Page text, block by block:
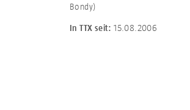
Bondy)
In TTX seit:15.08.2006